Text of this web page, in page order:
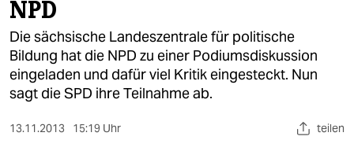
öko
gesellschaft
kultur
sport
NPD
Die sächsische Landeszentrale für politische
Bildung hat die NPD zu einer Podiumsdiskussion
eingeladen und dafür viel Kritik eingesteckt. Nun
sagt die SPD ihre Teilnahme ab.
13.11.2013 15:19 Uhr teilen